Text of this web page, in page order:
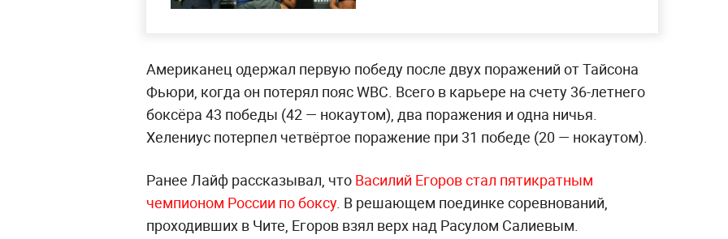
Американец одержал первую победу после двух поражений от Тайсона
Фьюри, когда он потерял пояс WBC. Всего в карьере на счету 36-летнего
боксёра 43 победы (42 — нокаутом), два поражения и одна ничья.
Хелениус потерпел четвёртое поражение при 31 победе (20 — нокаутом).
Ранее Лайф рассказывал, что Василий Егоров стал пятикратным
чемпионом России по боксу. В решающем поединке соревнований,
проходивших в Чите, Егоров взял верх над Расулом Салиевым.